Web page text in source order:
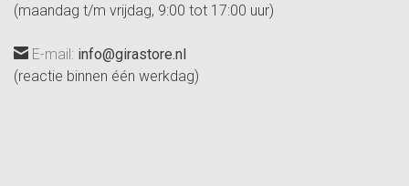
(maandag t/m vrijdag, 9:00 tot 17:00 uur)
E-mail: info@girastore.nl
(reactie binnen één werkdag)